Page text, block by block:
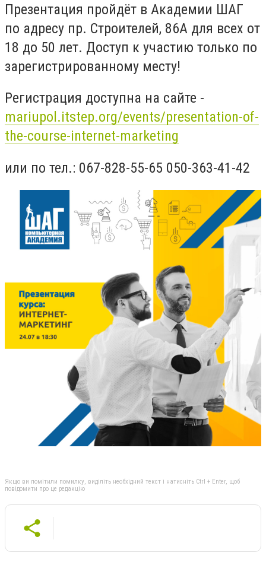
Презентация пройдёт в Академии ШАГ
по адресу пр. Строителей, 86А для всех от
18 до 50 лет. Доступ к участию только по
зарегистрированному месту!
Регистрация доступна на сайте -
mariupol.itstep.org/events/presentation-of-
the-course-internet-marketing
или по тел.: 067-828-55-65 050-363-41-42
Якщо ви помітили помилку, виділіть необхідний текст і натисніть Ctrl + Enter, щоб
повідомити про це редакцію